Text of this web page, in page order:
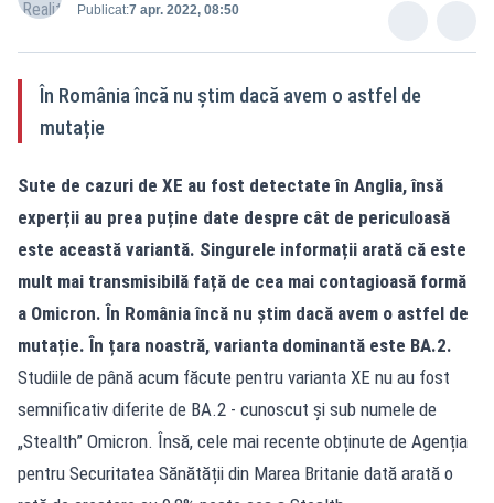
Publicat:7 apr. 2022, 08:50
În România încă nu știm dacă avem o astfel de
mutație
Sute de cazuri de XE au fost detectate în Anglia, însă
experții au prea puține date despre cât de periculoasă
este această variantă. Singurele informații arată că este
mult mai transmisibilă față de cea mai contagioasă formă
a Omicron. În România încă nu știm dacă avem o astfel de
mutație. În țara noastră, varianta dominantă este BA.2.
Studiile de până acum făcute pentru varianta XE nu au fost
semnificativ diferite de BA.2 - cunoscut și sub numele de
„Stealth” Omicron. Însă, cele mai recente obținute de Agenția
pentru Securitatea Sănătății din Marea Britanie dată arată o